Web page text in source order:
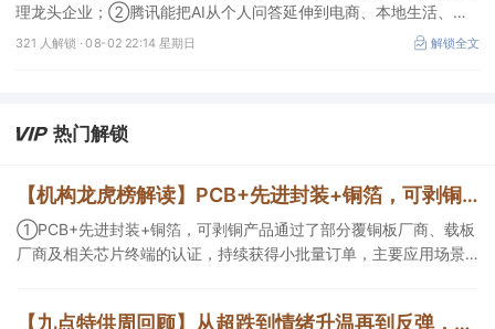
理龙头企业；②腾讯能把AI从个人问答延伸到电商、本地生活、企
业协同，并保留较强的开放生态特征，在AI智能体时代具有强竞争
力，这几家企业与腾讯业务联系紧密；③AI应用扩张会显著增加推
第三方算力租赁企业更加受益。
321 人解锁 ·08-02 22:14 星期日 解锁全文
热门解锁
【机构龙虎榜解读】PCB+先进封装+铜箔，可剥铜产品通过了部分覆铜板厂商、载板厂商及相关芯片终端的认证，持续获得小批量订单，主要应用场景包括芯片封装光模块用PCB，机构大额净买入这家公司
①PCB+先进封装+铜箔，可剥铜产品通过了部分覆铜板厂商、载板
厂商及相关芯片终端的认证，持续获得小批量订单，主要应用场景
【九点特供周回顾】从超跌到情绪升温再到反弹，栏目梳理AI应用题材逻辑，AI教育人气公司解读后获4连板